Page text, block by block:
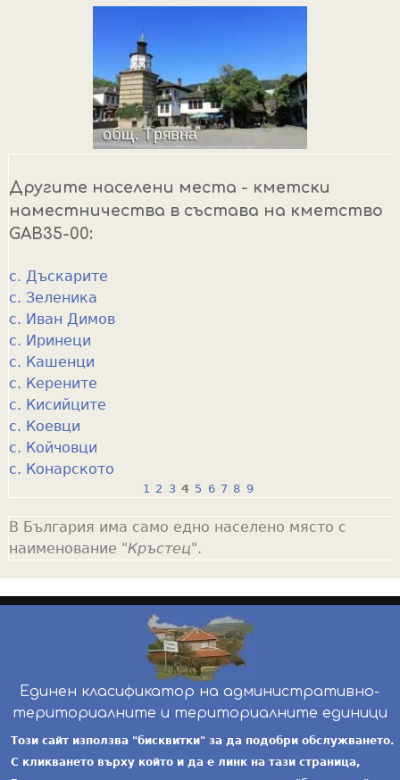
Другите населени места - кметски
наместничества в състава на кметство
GAB35-00:
с. Дъскарите
с. Зеленика
с. Иван Димов
с. Иринеци
с. Кашенци
с. Керените
с. Кисийците
с. Коевци
с. Койчовци
с. Конарското
a
g
e
1 2 3 4 5 6 7 8 9
В България има само едно населено място с
наименование "Кръстец".
Единен класификатор на административно-
териториалните и териториалните единици
инж. Бойчо Добрев-ekatte.com-условия за
ползване
Този сайт използва "бисквитки" за да подобри обслужването.
С кликването върху който и да е линк на тази страница,